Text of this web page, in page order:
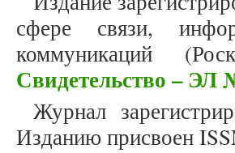
сфере связи,
коммуникаций
Свидетельство – ЭЛ
Журнал
Изданию присвоен